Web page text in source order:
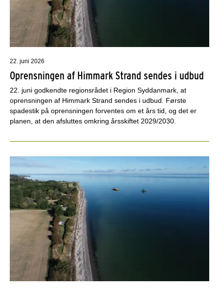
22. juni 2026
Oprensningen af Himmark Strand sendes i udbud
22. juni godkendte regionsrådet i Region Syddanmark, at
oprensningen af Himmark Strand sendes i udbud. Første
spadestik på oprensningen forventes om et års tid, og det er
planen, at den afsluttes omkring årsskiftet 2029/2030.